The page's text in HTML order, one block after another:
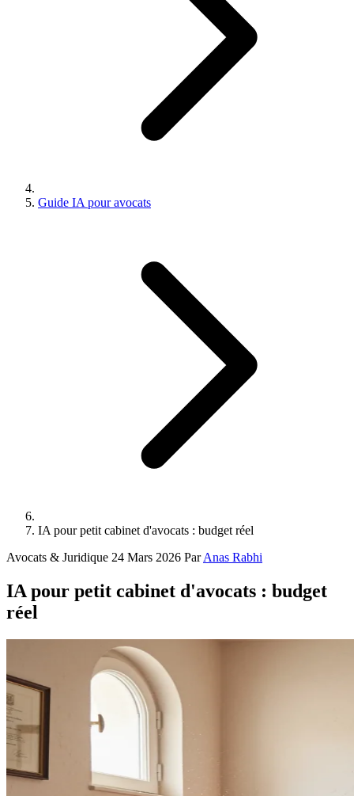
Guide IA pour avocats
IA pour petit cabinet d'avocats : budget réel
Avocats & Juridique 24 Mars 2026 ParAnas Rabhi
IA pour petit cabinet d'avocats : budget
réel